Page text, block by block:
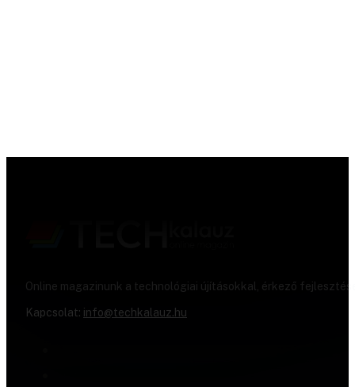
Online magazinunk a technológiai újításokkal, érkező
Kapcsolat: info@techkalauz.hu